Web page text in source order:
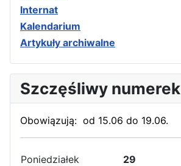
Internat
Kalendarium
Artykuły archiwalne
Szczęśliwy numerek
Obowiązują: od 15.06 do 19.06.
Poniedziałek 29